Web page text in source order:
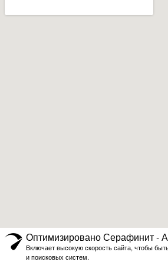
Оптимизировано Серафинит -
Включает высокую скорость сайта, чтобы
и поисковых систем.